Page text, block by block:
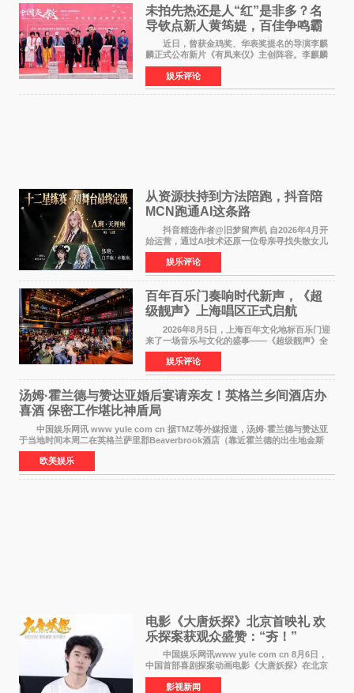
未拍先热还是人“红”是非多？名
导钦点新人黄筠媞，百佳争鸣霸
气回应
近日，曾获金鸡奖、华表奖提名的导演李麒
麟正式公布新片《有凤来仪》主创阵容。李麒麟
早年凭电影《华容道》获得金鸡奖、华表奖提
名，此后长期参与国内外电影制作，其担任制片
人参与的作品亦曾
娱乐评论
从资源扶持到方法陪跑，抖音陪
MCN跑通AI这条路
抖音精选作者@旧梦留声机 自2026年4月开
始运营，通过AI技术还原一位母亲寻找失散女儿
的故事，凭借强情感表达获得大量用户关注，发
布仅21小时便获得超1亿曝光、超1000万互动。
此后，账号持续沿
娱乐评论
百年百乐门奏响时代新声，《超
级靓声》上海唱区正式启航
2026年8月5日，上海百年文化地标百乐门迎
来了一场音乐与文化的盛事——《超级靓声》全
国励志音乐公益节目上海唱区新闻发布会暨启动
仪式在此隆重举行。各界领导、嘉宾与媒体朋友
齐聚一堂，共同
娱乐评论
汤姆·霍兰德与赞达亚婚后宴请亲友！英格兰乡间酒店办
喜酒 保密工作堪比神盾局
中国娱乐网讯 www yule com cn 据TMZ等外媒报道，汤姆·霍兰德与赞达亚
于当地时间本周二在英格兰萨里郡Beaverbrook酒店（靠近霍兰德的出生地金斯
顿）举办婚宴，邀请家人与朋友们喝喜酒，庆祝
欧美娱乐
电影《大唐妖探》北京首映礼 欢
乐探案获观众盛赞：“夯！”
中国娱乐网讯www yule com cn 8月6日，
中国首部喜剧探案动画电影《大唐妖探》在北京
举办电影首映礼。导演程腾、联合导演黄珉、总
制片人曹紫建、制片人李莹莹，配音导演张喆，
影视新闻